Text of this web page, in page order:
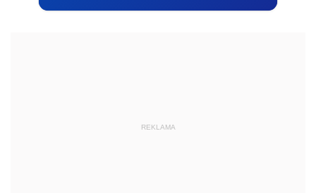
REKLAMA